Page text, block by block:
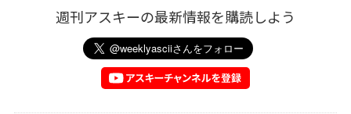
週刊アスキーの最新情報を購読しよう